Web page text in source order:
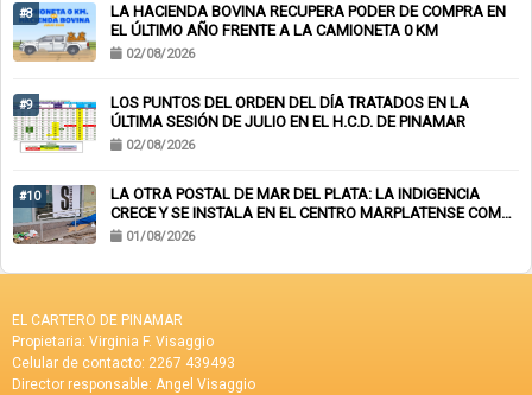
#8
LA HACIENDA BOVINA RECUPERA PODER DE COMPRA EN
EL ÚLTIMO AÑO FRENTE A LA CAMIONETA 0 KM
02/08/2026
#9
LOS PUNTOS DEL ORDEN DEL DÍA TRATADOS EN LA
ÚLTIMA SESIÓN DE JULIO EN EL H.C.D. DE PINAMAR
02/08/2026
#10
LA OTRA POSTAL DE MAR DEL PLATA: LA INDIGENCIA
CRECE Y SE INSTALA EN EL CENTRO MARPLATENSE COMO
PAISAJE COTIDIANO
01/08/2026
EL CARTERO DE PINAMAR
Propietaria: Virginia F. Visaggio
Celular de contacto: 2267 439493
Director responsable: Angel Visaggio